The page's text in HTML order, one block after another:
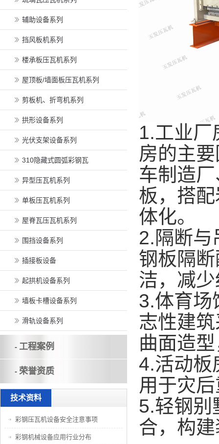
1.工业厂
房的主
车制造
板，搭
体化。
2.隔断与
钢板隔
洁，减
3.体育场
志性建
曲面造
4.活动板
用于灾
5.轻钢别
合，构
辅助设备系列
挡风板机系列
楼承板压瓦机系列
屋顶板/墙面板压瓦机系列
剪板机、折弯机系列
拱形设备系列
光伏支架设备系列
310隐藏式圆弧彩钢瓦
异型压瓦机系列
单板压瓦机系列
屋脊瓦压瓦机系列
围挡设备系列
插接板设备
起拱机设备系列
墙板卡槽设备系列
滑轨设备系列
- 工程案例
- 荣誉资质
技术资料
彩钢压瓦机设备安全注意事项
彩钢机械设备应用行业分布